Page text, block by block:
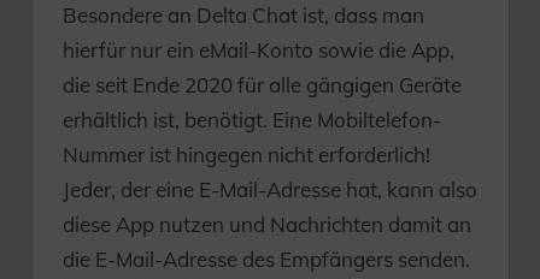
Besondere an Delta Chat ist, dass man
hierfür nur ein eMail-Konto sowie die App,
die seit Ende 2020 für alle gängigen Geräte
erhältlich ist, benötigt. Eine Mobiltelefon-
Nummer ist hingegen nicht erforderlich!
Jeder, der eine E-Mail-Adresse hat, kann also
diese App nutzen und Nachrichten damit an
die E-Mail-Adresse des Empfängers senden.